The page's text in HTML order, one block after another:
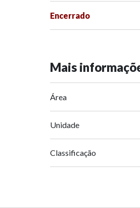
Encerrado
Mais
Área
Unidade
Classificação